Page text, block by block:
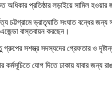
প্রতিষ্ঠার লড়াইয়ে সামিল
চট্টগ্রামে ভ্রাতৃঘাতি সংঘাত
বাস্তবায়ন করছেন।
সশস্ত্র সদস্যদের গ্রেফতার ও
যোগ দিতে ঢাকায় যাবার জন্য